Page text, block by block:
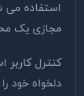
استفاده می
مجازی یک
کنترل کاربر
دلخواه خود